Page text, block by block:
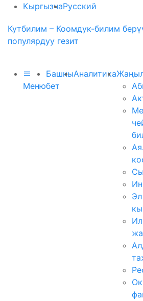
КыргызчаРусский
Кутбилим – Коомдук-билим
популярдуу гезит
Меню
Башкы
бет
Аналитика